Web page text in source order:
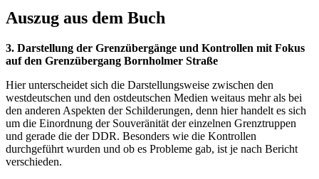
Auszug aus dem Buch
3. Darstellung der Grenzübergänge und Kontrollen mit Fokus
auf den Grenzübergang Bornholmer Straße
Hier unterscheidet sich die Darstellungsweise zwischen den
westdeutschen und den ostdeutschen Medien weitaus mehr als bei
den anderen Aspekten der Schilderungen, denn hier handelt es sich
um die Einordnung der Souveränität der einzelnen Grenztruppen
und gerade die der DDR. Besonders wie die Kontrollen
durchgeführt wurden und ob es Probleme gab, ist je nach Bericht
verschieden.